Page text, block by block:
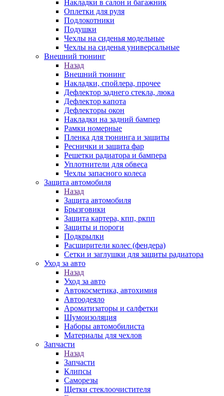
Накладки в салон и багажник
Оплетки для руля
Подлокотники
Подушки
Чехлы на сиденья модельные
Чехлы на сиденья универсальные
Внешний тюнинг
Назад
Внешний тюнинг
Накладки, спойлера, прочее
Дефлектор заднего стекла, люка
Дефлектор капота
Дефлекторы окон
Накладки на задний бампер
Рамки номерные
Пленка для тюнинга и защиты
Реснички и защита фар
Решетки радиатора и бампера
Уплотнители для обвеса
Чехлы запасного колеса
Защита автомобиля
Назад
Защита автомобиля
Брызговики
Защита картера, кпп, ркпп
Защиты и пороги
Подкрылки
Расширители колес (фендера)
Сетки и заглушки для защиты радиатора
Уход за авто
Назад
Уход за авто
Автокосметика, автохимия
Автоодеяло
Ароматизаторы и салфетки
Шумоизоляция
Наборы автомобилиста
Материалы для чехлов
Запчасти
Назад
Запчасти
Клипсы
Саморезы
Щетки стеклоочистителя